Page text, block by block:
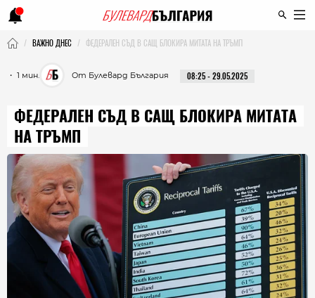
ВАЖНО ДНЕС ФЕДЕРАЛЕН СЪД В САЩ БЛОКИРА МИТАТА НА ТРЪМП
・ 1 мин. От Булевард България 08:25 - 29.05.2025
ФЕДЕРАЛЕН СЪД В САЩ БЛОКИРА МИТАТА
НА ТРЪМП